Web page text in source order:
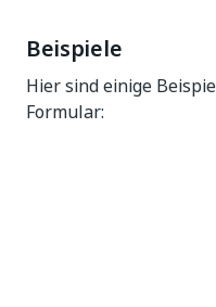
Beispiele
Hier sind einige
Formular: